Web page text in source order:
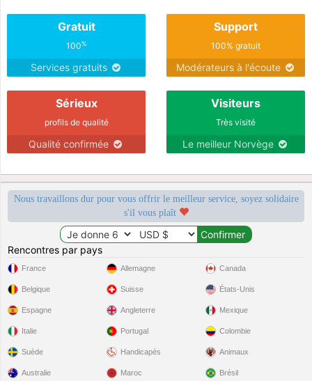
Gratuit
100%
Services gratuits
Support
100% gratuit
Modérateurs à l'écoute
Sérieux
profils de qualité
Qualité confirmée
Visiteurs
Très visité
Le meilleur Norvège
Nous travaillons dur pour vous offrir le meilleur service, soyez solidaire
s'il vous plaît
Rencontres par pays
France
Belgique
Espagne
Italie
Suède
Allemagne
Suisse
Angleterre
Portugal
Handicapés
Canada
États-Unis
Mexique
Colombie
Animaux
Australie Maroc Brésil